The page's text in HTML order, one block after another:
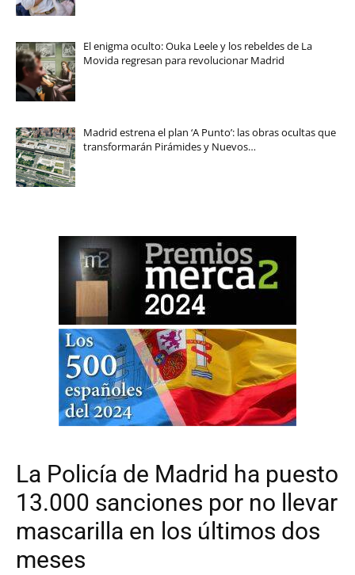
El enigma oculto: Ouka Leele y los rebeldes de La
Movida regresan para revolucionar Madrid
Madrid estrena el plan ‘A Punto’: las obras ocultas que
transformarán Pirámides y Nuevos…
La Policía de Madrid ha puesto
13.000 sanciones por no llevar
mascarilla en los últimos dos
meses